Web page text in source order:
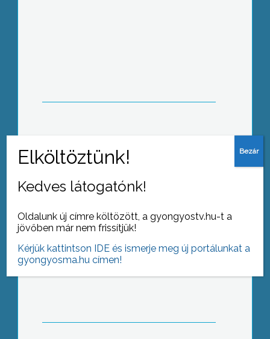
Nagycsaládos Csoport is csatlakozott
idén a Nőj nagyra című
családtámogató programsorozathoz
Gyöngyös 20. századi történelmének
dokumentumai között előkelő helyet
foglalnak el a városról készült
Kedves látogatónk!
Oldalunk új címre költözött, a gyongyostv.hu-t a
jövőben már nem frissítjük!
Kérjük kattintson IDE és ismerje meg új portálunkat a
gyongyosma.hu címen!